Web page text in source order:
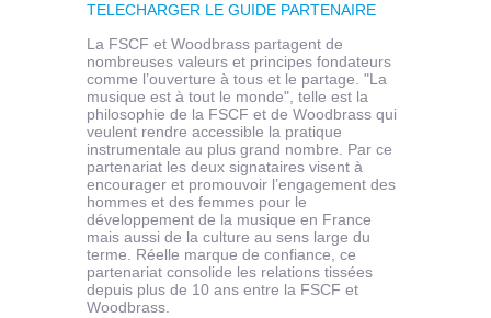
TELECHARGER LE GUIDE PARTENAIRE
La FSCF et Woodbrass partagent de
nombreuses valeurs et principes fondateurs
comme l’ouverture à tous et le partage. "La
musique est à tout le monde", telle est la
philosophie de la FSCF et de Woodbrass qui
veulent rendre accessible la pratique
instrumentale au plus grand nombre. Par ce
partenariat les deux signataires visent à
encourager et promouvoir l’engagement des
hommes et des femmes pour le
développement de la musique en France
mais aussi de la culture au sens large du
terme. Réelle marque de confiance, ce
partenariat consolide les relations tissées
depuis plus de 10 ans entre la FSCF et
Woodbrass.